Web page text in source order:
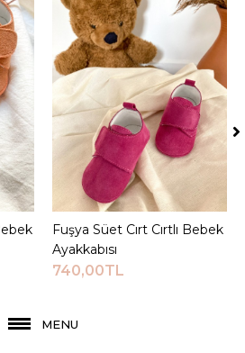
Sepete Ekle
Fuşya Süet Cırt Cırtlı Bebek
Ayakkabısı
740,00TL
MENU